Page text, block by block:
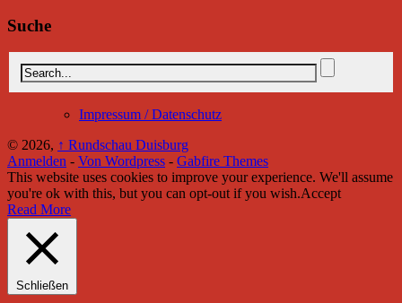
Suche
Impressum / Datenschutz
© 2026, ↑ Rundschau Duisburg
Anmelden - Von Wordpress - Gabfire Themes
This website uses cookies to improve your experience. We'll assume
you're ok with this, but you can opt-out if you wish.Accept
Read More
Schließen